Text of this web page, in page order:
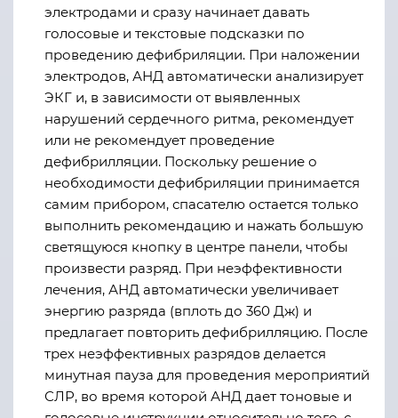
электродами и сразу начинает давать
голосовые и текстовые подсказки по
проведению дефибриляции. При наложении
электродов, АНД автоматически анализирует
ЭКГ и, в зависимости от выявленных
нарушений сердечного ритма, рекомендует
или не рекомендует проведение
дефибрилляции. Поскольку решение о
необходимости дефибриляции принимается
самим прибором, спасателю остается только
выполнить рекомендацию и нажать большую
светящуюся кнопку в центре панели, чтобы
произвести разряд. При неэффективности
лечения, АНД автоматически увеличивает
энергию разряда (вплоть до 360 Дж) и
предлагает повторить дефибрилляцию. После
трех неэффективных разрядов делается
минутная пауза для проведения мероприятий
СЛР, во время которой АНД дает тоновые и